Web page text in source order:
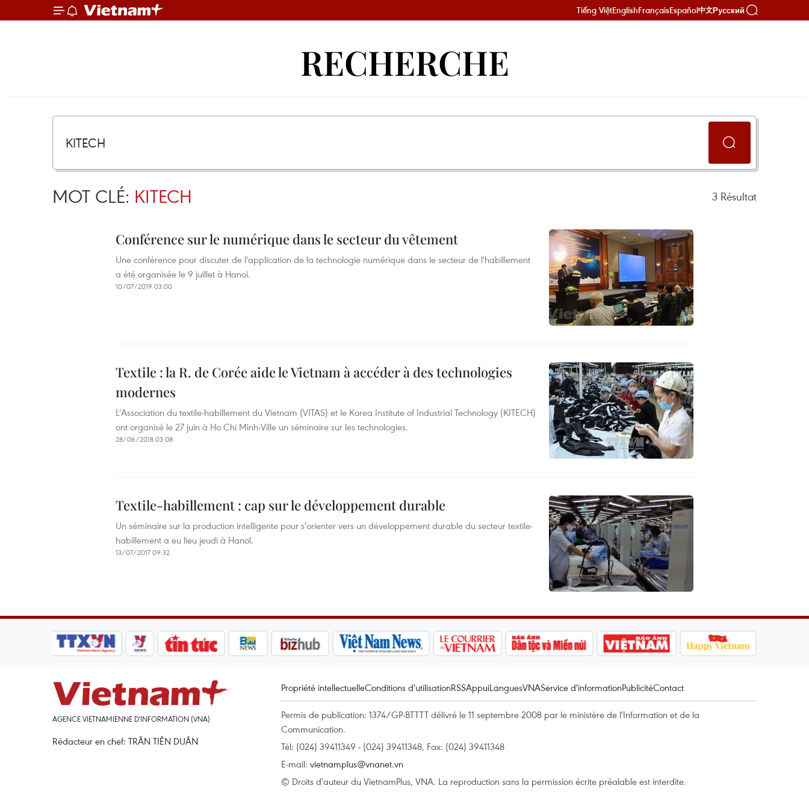
Tiếng ViệtEnglishFrançaisEspañol中文Русский
RECHERCHE
MOT CLÉ: KITECH 3 Résultat
Conférence sur le numérique dans le secteur du vêtement
Une conférence pour discuter de l'application de la technologie numérique dans le secteur de l'habillement
a été organisée le 9 juillet à Hanoi.
10/07/2019 03:00
Textile : la R. de Corée aide le Vietnam à accéder à des technologies
modernes
L’Association du textile-habillement du Vietnam (VITAS) et le Korea Institute of Industrial Technology (KITECH)
ont organisé le 27 juin à Ho Chi Minh-Ville un séminaire sur les technologies.
28/06/2018 03:08
Textile-habillement : cap sur le développement durable
Un séminaire sur la production intelligente pour s'orienter vers un développement durable du secteur textile-
habillement a eu lieu jeudi à Hanoï.
13/07/2017 09:32
AGENCE VIETNAMIENNE D'INFORMATION (VNA)
Rédacteur en chef: TRÂN TIÊN DUÂN
Propriété intellectuelleConditions d'utilisationRSSAppuiLanguesVNAService d'informationPublicitéContact
Permis de publication: 1374/GP-BTTTT délivré le 11 septembre 2008 par le ministère de l'Information et de la
Communication.
Tél: (024) 39411349 - (024) 39411348, Fax: (024) 39411348
E-mail: vietnamplus@vnanet.vn
© Droits d'auteur du VietnamPlus, VNA. La reproduction sans la permission écrite préalable est interdite.